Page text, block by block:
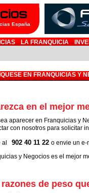
España
LA FRANQUICIA
EN FRANQUICIAS Y
en el mejor
aparecer en Franquicias y
con nosotros para solicitar
al 902 40 11 22 o envie un
y Negocios es el mejor
razones de peso